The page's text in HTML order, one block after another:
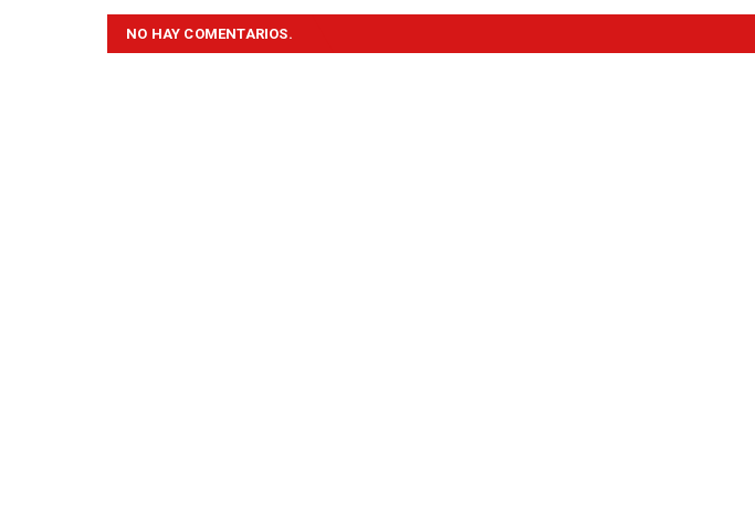
NO HAY COMENTARIOS.